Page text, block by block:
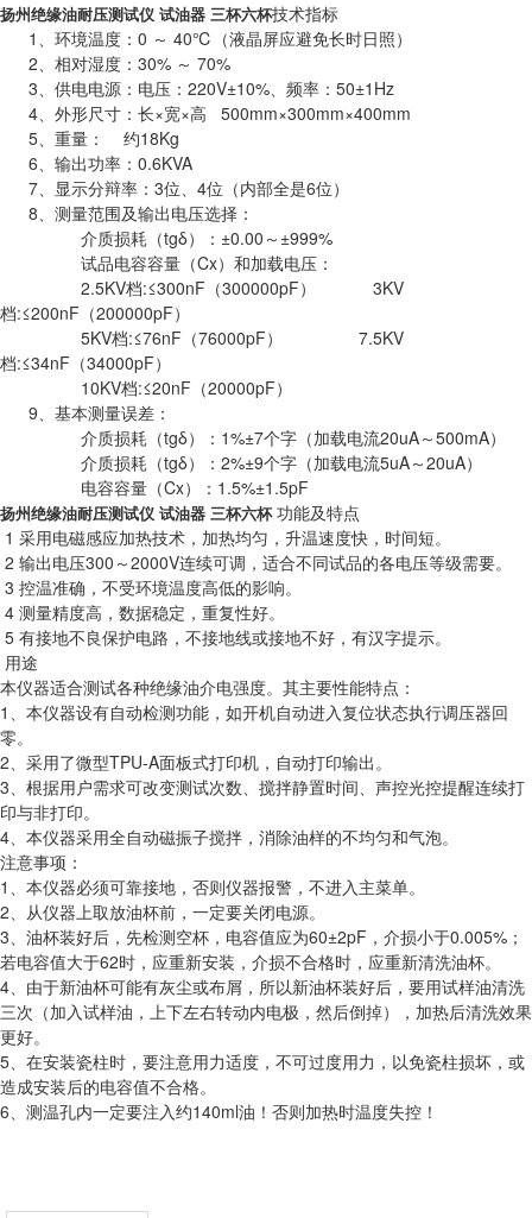
扬州绝缘油耐压测试仪 试油器 三杯六杯技术指标
1、环境温度：0 ～ 40℃（液晶屏应避免长时日照）
2、相对湿度：30% ～ 70%
3、供电电源：电压：220V±10%、频率：50±1Hz
4、外形尺寸：长×宽×高 500mm×300mm×400mm
5、重量： 约18Kg
6、输出功率：0.6KVA
7、显示分辩率：3位、4位（内部全是6位）
8、测量范围及输出电压选择：
介质损耗（tgδ）：±0.00～±999%
试品电容容量（Cx）和加载电压：
2.5KV档:≤300nF（300000pF） 3KV
档:≤200nF（200000pF）
5KV档:≤76nF（76000pF） 7.5KV
档:≤34nF（34000pF）
10KV档:≤20nF（20000pF）
9、基本测量误差：
介质损耗（tgδ）：1%±7个字（加载电流20uA～500mA）
介质损耗（tgδ）：2%±9个字（加载电流5uA～20uA）
电容容量（Cx）：1.5%±1.5pF
扬州绝缘油耐压测试仪 试油器 三杯六杯 功能及特点
1 采用电磁感应加热技术，加热均匀，升温速度快，时间短。
2 输出电压300～2000V连续可调，适合不同试品的各电压等级需要。
3 控温准确，不受环境温度高低的影响。
4 测量精度高，数据稳定，重复性好。
5 有接地不良保护电路，不接地线或接地不好，有汉字提示。
用途
本仪器适合测试各种绝缘油介电强度。其主要性能特点：
1、本仪器设有自动检测功能，如开机自动进入复位状态执行调压器回
零。
2、采用了微型TPU-A面板式打印机，自动打印输出。
3、根据用户需求可改变测试次数、搅拌静置时间、声控光控提醒连续打
印与非打印。
4、本仪器采用全自动磁振子搅拌，消除油样的不均匀和气泡。
注意事项：
1、本仪器必须可靠接地，否则仪器报警，不进入主菜单。
2、从仪器上取放油杯前，一定要关闭电源。
3、油杯装好后，先检测空杯，电容值应为60±2pF，介损小于0.005%；
若电容值大于62时，应重新安装，介损不合格时，应重新清洗油杯。
4、由于新油杯可能有灰尘或布屑，所以新油杯装好后，要用试样油清洗
三次（加入试样油，上下左右转动内电极，然后倒掉），加热后清洗效果
更好。
5、在安装瓷柱时，要注意用力适度，不可过度用力，以免瓷柱损坏，或
造成安装后的电容值不合格。
6、测温孔内一定要注入约140ml油！否则加热时温度失控！